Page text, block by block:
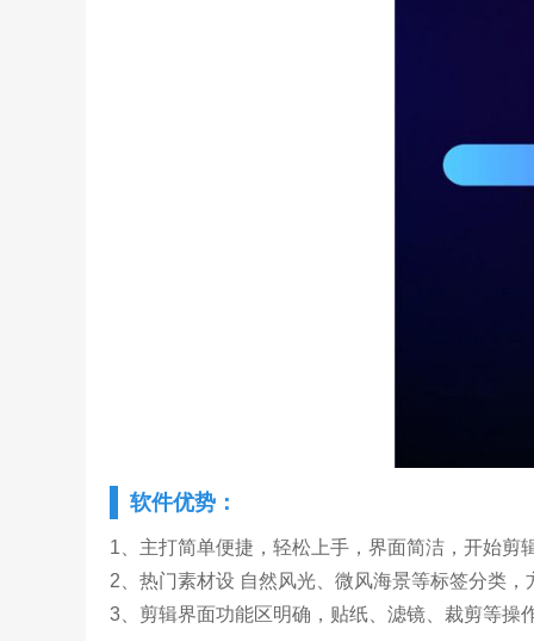
软件优势：
1、主打简单便捷，轻松上手，界面简洁，开始剪
2、热门素材设 自然风光、微风海景等标签分类
3、剪辑界面功能区明确，贴纸、滤镜、裁剪等操